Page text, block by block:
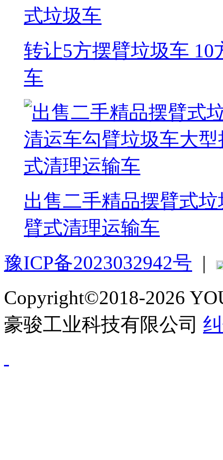
转让5方摆臂垃圾车
车
出售二手精品摆臂式
臂式清理运输车
豫ICP备2023032942号 |
Copyright©2018-2026
豪骏工业科技有限公司